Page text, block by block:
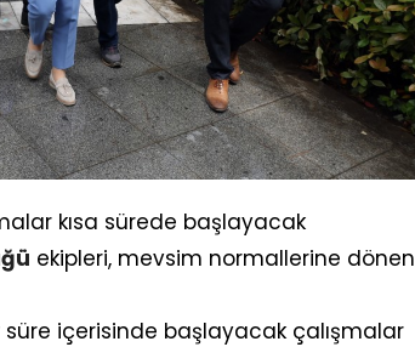
kısa sürede başlayacak
ekipleri, mevsim normallerine dönen
süre içerisinde başlayacak çalışmalar